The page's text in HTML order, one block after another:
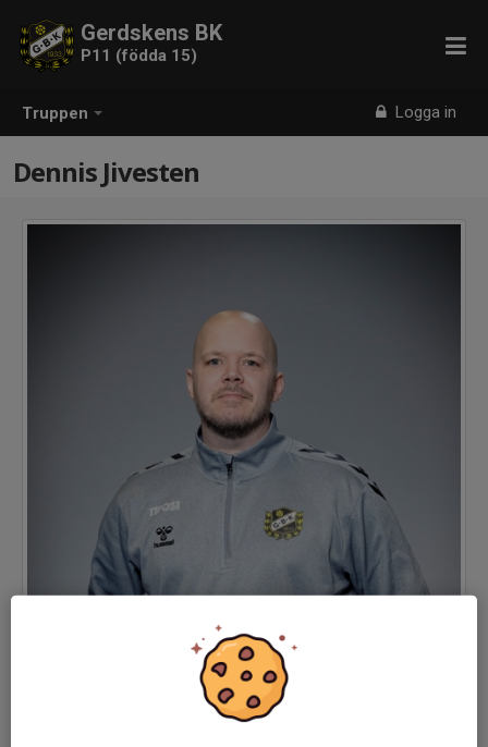
Truppen Logga in
Gerdskens BK
P11 (födda 15)
Dennis Jivesten